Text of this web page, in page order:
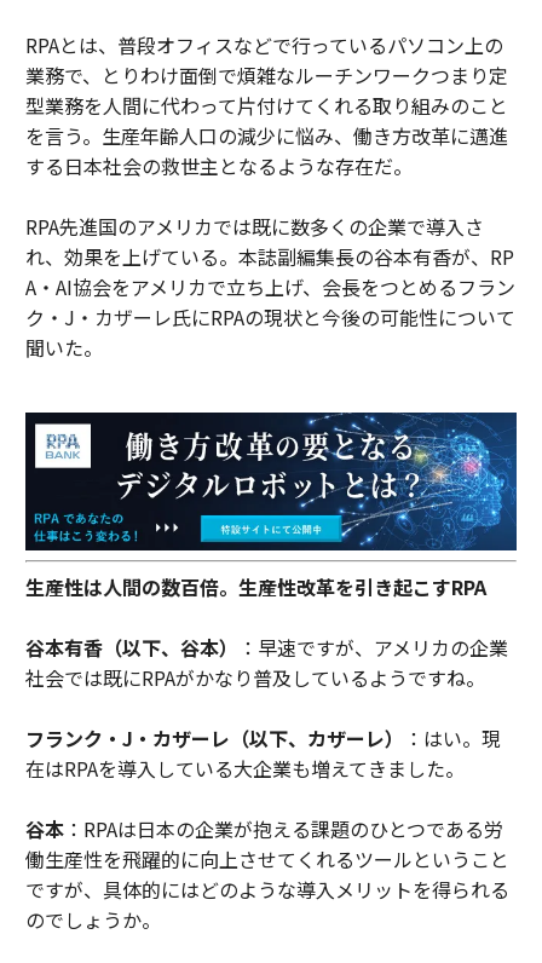
RPAとは、普段オフィスなどで行っているパソコン上の
業務で、とりわけ面倒で煩雑なルーチンワークつまり定
型業務を人間に代わって片付けてくれる取り組みのこと
を言う。生産年齢人口の減少に悩み、働き方改革に邁進
する日本社会の救世主となるような存在だ。
RPA先進国のアメリカでは既に数多くの企業で導入さ
れ、効果を上げている。本誌副編集長の谷本有香が、RP
A・AI協会をアメリカで立ち上げ、会長をつとめるフラン
ク・J・カザーレ氏にRPAの現状と今後の可能性について
聞いた。
生産性は人間の数百倍。生産性改革を引き起こすRPA
谷本有香（以下、谷本）
：早速ですが、アメリカの企業
社会では既にRPAがかなり普及しているようですね。
フランク・J・カザーレ（以下、カザーレ）
：はい。現
在はRPAを導入している大企業も増えてきました。
谷本：RPAは日本の企業が抱える課題のひとつである労
働生産性を飛躍的に向上させてくれるツールということ
ですが、具体的にはどのような導入メリットを得られる
のでしょうか。